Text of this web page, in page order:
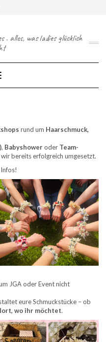
. alles, was ladies glücklich
Navigation
rund um Haarschmuck,
, Babyshoweroder Team-
wir bereits erfolgreich umgesetzt.
JGA oder Event nicht
eure Schmuckstücke – ob
wo ihr möchtet.